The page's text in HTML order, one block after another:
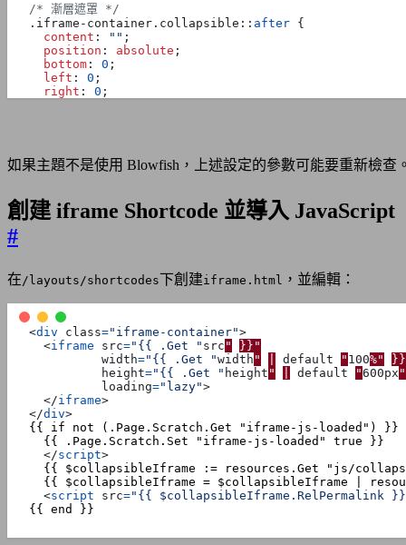
/* 漸層遮罩 */
. iframe-container . collapsible :: after {
content : "" ;
position : absolute ;
bottom : 0 ;
left : 0 ;
right : 0 ;
.iframe-container. expanded::after
{
}
100
padding: 0.5rem;
background
border
px var -- color
border-radius : var ( --radius -base
cursor: pointer ;
font-size: 0.875 rem ;
text-align: center
transition : background
. iframe-expand-btn :hover
{
background : var( -- color - secondary - hover
);
如果主題不是使用 Blowfish，上述設定的參數可能要重新檢查
創建 iframe Shortcode 並導入 JavaScript
#
在 /layouts/shortcodes下創建iframe.html ，並編輯：
<div class="iframe-container">
<iframe src="{{ .Get " src "
}}"
width="{{ .Get "width " default " 100%"
height="{{ .Get " height " default "600px "
loading="lazy">
</iframe>
</div>
</script>
<script src="{{ $collapsibleIframe.RelPermalink
{{ end }}